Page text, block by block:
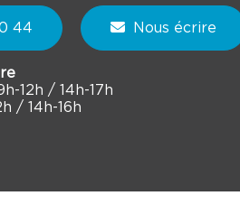
44 Nous écrire
12h / 14h-17h
/ 14h-16h